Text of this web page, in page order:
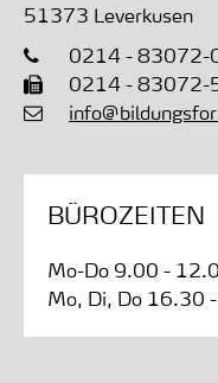
51373 Leverkusen
0214 - 83072-
0214 - 83072-
BÜROZEITEN
Mo-Do 9.00 -
Mo, Di, Do 16.30